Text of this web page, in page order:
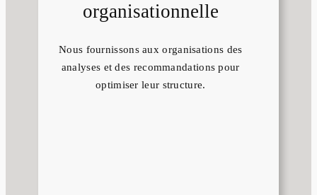
organisationnelle
Nous fournissons aux organisations des
analyses et des recommandations pour
optimiser leur structure.